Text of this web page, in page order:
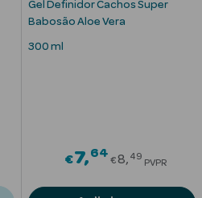
from
Gel Definidor Cachos Super
Babosão Aloe Vera
300 ml
€7 64Price
€8 49
PVPR